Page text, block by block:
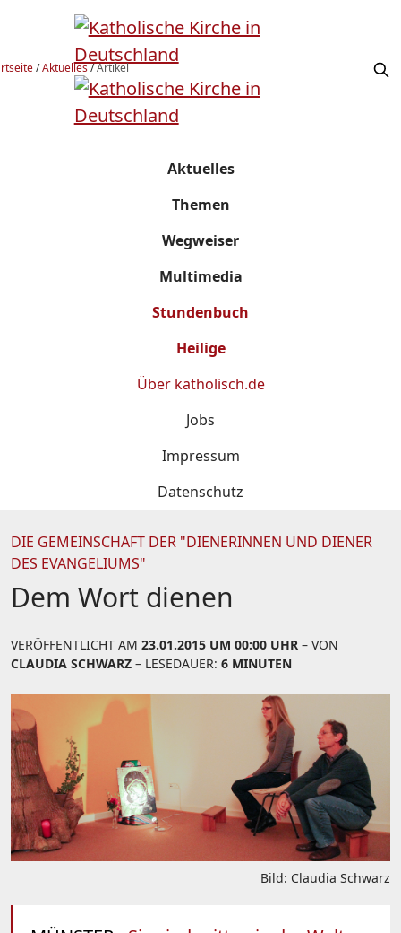
/Aktuelles/Artikel
Aktuelles
Themen
Wegweiser
Multimedia
Stundenbuch
Heilige
Über katholisch.de
Jobs
Impressum
Datenschutz
DIE GEMEINSCHAFT DER "DIENERINNEN UND DIENER
DES EVANGELIUMS"
Dem Wort dienen
VERÖFFENTLICHT AM 23.01.2015 UM 00:00 UHR – VON
CLAUDIA SCHWARZ – LESEDAUER: 6 MINUTEN
Bild: Claudia Schwarz